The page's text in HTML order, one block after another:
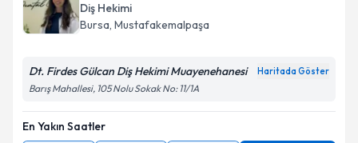
Diş Hekimi
Bursa, Mustafakemalpaşa
Dt. Firdes Gülcan Diş Hekimi Muayenehanesi Haritada Göster
Barış Mahallesi, 105 Nolu Sokak No: 11/1A
En Yakın Saatler